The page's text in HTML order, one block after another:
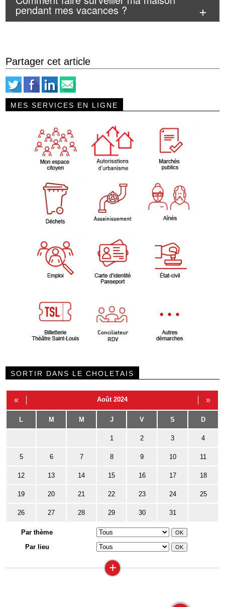
pendant mes vacances ?
Partager cet article
MES SERVICES EN LIGNE
SORTIR DANS LE CHOLETAIS
« Août 2024 »
L M M J V S D
1 2 3 4
5 6 7 8 9 10 11
12 13 14 15 16 17 18
19 20 21 22 23 24 25
26 27 28 29 30 31
Par thème
Par lieu
+